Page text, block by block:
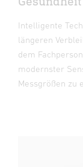
Intelligente
längeren
dem
modernster
Messgrößen zu